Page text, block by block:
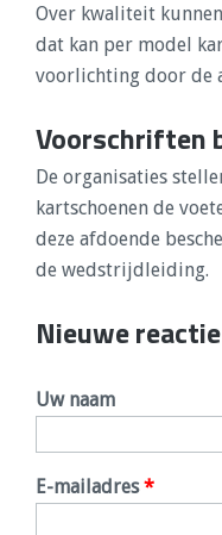
Over kwaliteit
dat kan per model
voorlichting door de
Voorschriften
De organisaties
kartschoenen de
deze afdoende
de wedstrijdleiding.
Nieuwe
Uw naam
E-mailadres*